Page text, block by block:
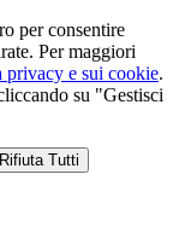
per consentire
Per maggiori
privacy e sui cookie.
su "Gestisci
Rifiuta Tutti